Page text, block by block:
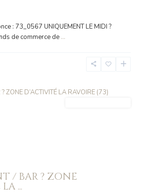
: 73_0567 UNIQUEMENT LE MIDI ?
de commerce de ...
/ BAR ? ZONE
...